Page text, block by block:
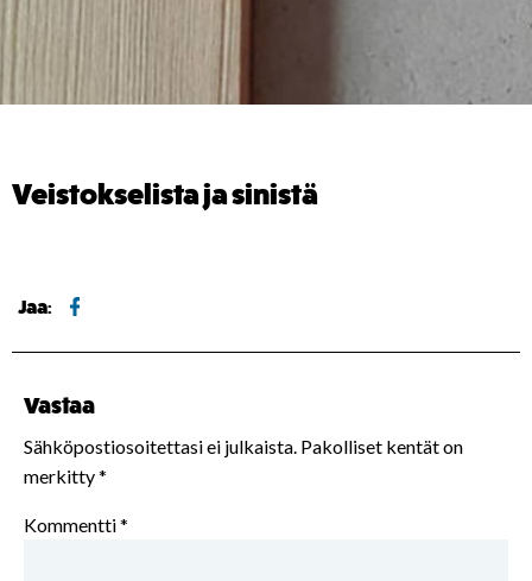
Veistokselista ja sinistä
Jaa:
Vastaa
Sähköpostiosoitettasi ei julkaista. Pakolliset kentät on
merkitty*
Kommentti*